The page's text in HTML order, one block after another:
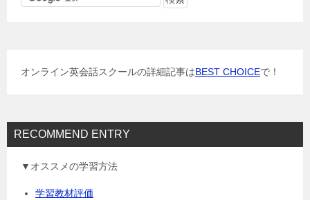
オンライン英会話スクールの詳細記事はBEST CHOICEで！
RECOMMEND ENTRY
▼オススメの学習方法
学習教材評価